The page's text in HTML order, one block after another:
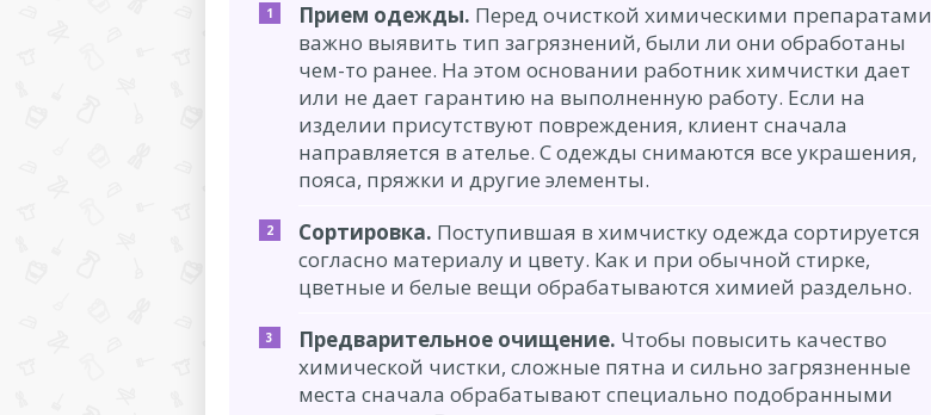
Прием одежды. Перед очисткой химическими препаратами
важно выявить тип загрязнений, были ли они обработаны
чем-то ранее. На этом основании работник химчистки дает
или не дает гарантию на выполненную работу. Если на
изделии присутствуют повреждения, клиент сначала
направляется в ателье. С одежды снимаются все украшения,
пояса, пряжки и другие элементы.
Сортировка. Поступившая в химчистку одежда сортируется
согласно материалу и цвету. Как и при обычной стирке,
цветные и белые вещи обрабатываются химией раздельно.
Предварительное очищение. Чтобы повысить качество
химической чистки, сложные пятна и сильно загрязненные
места сначала обрабатывают специально подобранными